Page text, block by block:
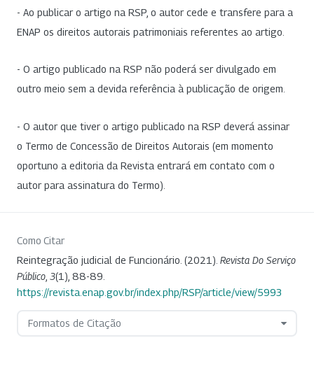
- Ao publicar o artigo na RSP, o autor cede e transfere para a
ENAP os direitos autorais patrimoniais referentes ao artigo.
- O artigo publicado na RSP não poderá ser divulgado em
outro meio sem a devida referência à publicação de origem.
- O autor que tiver o artigo publicado na RSP deverá assinar
o Termo de Concessão de Direitos Autorais (em momento
oportuno a editoria da Revista entrará em contato com o
autor para assinatura do Termo).
Como Citar
Reintegração judicial de Funcionário. (2021). Revista Do Serviço
Público 3(1), 88-89.
https://revista.enap.gov.br/index.php/RSP/article/view/5993
Formatos de Citação